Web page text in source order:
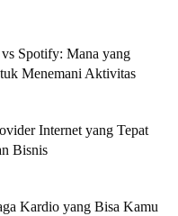
Spotify: Mana yang
Menemani Aktivitas
Internet yang Tepat
Bisnis
Kardio yang Bisa Kamu